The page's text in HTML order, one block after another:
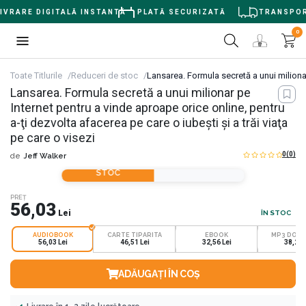
DIGITALĂ INSTANTĂ PLATĂ SECURIZATĂ
0
Toate Titlurile Reduceri de stoc Lansarea. Formula secretă a unui
Lansarea. Formula secretă a unui milionar pe
Internet pentru a vinde aproape orice online, pentru
a-ţi dezvolta afacerea pe care o iubeşti şi a trăi viaţa
pe care o visezi
de Jeff Walker 0(0)
STOC
PREȚ
56,03 Lei ÎN STOC
AUDIOBOOK
56,03 Lei
CARTE TIPARITA
46,51 Lei
EBOOK
32,56 Lei
MP3
38,24
ADĂUGAȚI ÎN COȘ